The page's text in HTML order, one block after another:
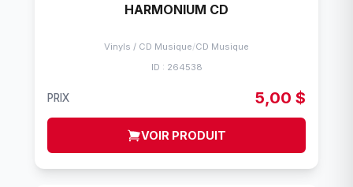
HARMONIUM CD
Vinyls / CD Musique/CD Musique
ID : 264538
PRIX 5,00 $
VOIR PRODUIT